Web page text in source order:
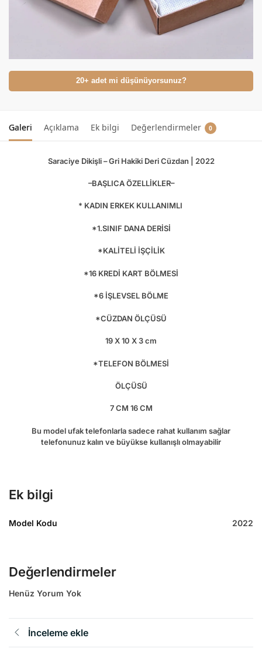
20+ adet mi düşünüyorsunuz?
Galeri Açıklama Ek bilgi Değerlendirmeler 0
Saraciye Dikişli – Gri Hakiki Deri Cüzdan | 2022
–BAŞLICA ÖZELLİKLER–
* KADIN ERKEK KULLANIMLI
*1.SINIF DANA DERİSİ
*KALİTELİ İŞÇİLİK
*16 KREDİ KART BÖLMESİ
*6 İŞLEVSEL BÖLME
*CÜZDAN ÖLÇÜSÜ
19 X 10 X 3 cm
*TELEFON BÖLMESİ
ÖLÇÜSÜ
7 CM 16 CM
Bu model ufak telefonlarla sadece rahat kullanım sağlar
telefonunuz kalın ve büyükse kullanışlı olmayabilir
Ek bilgi
Model Kodu 2022
Değerlendirmeler
Henüz Yorum Yok
İnceleme ekle